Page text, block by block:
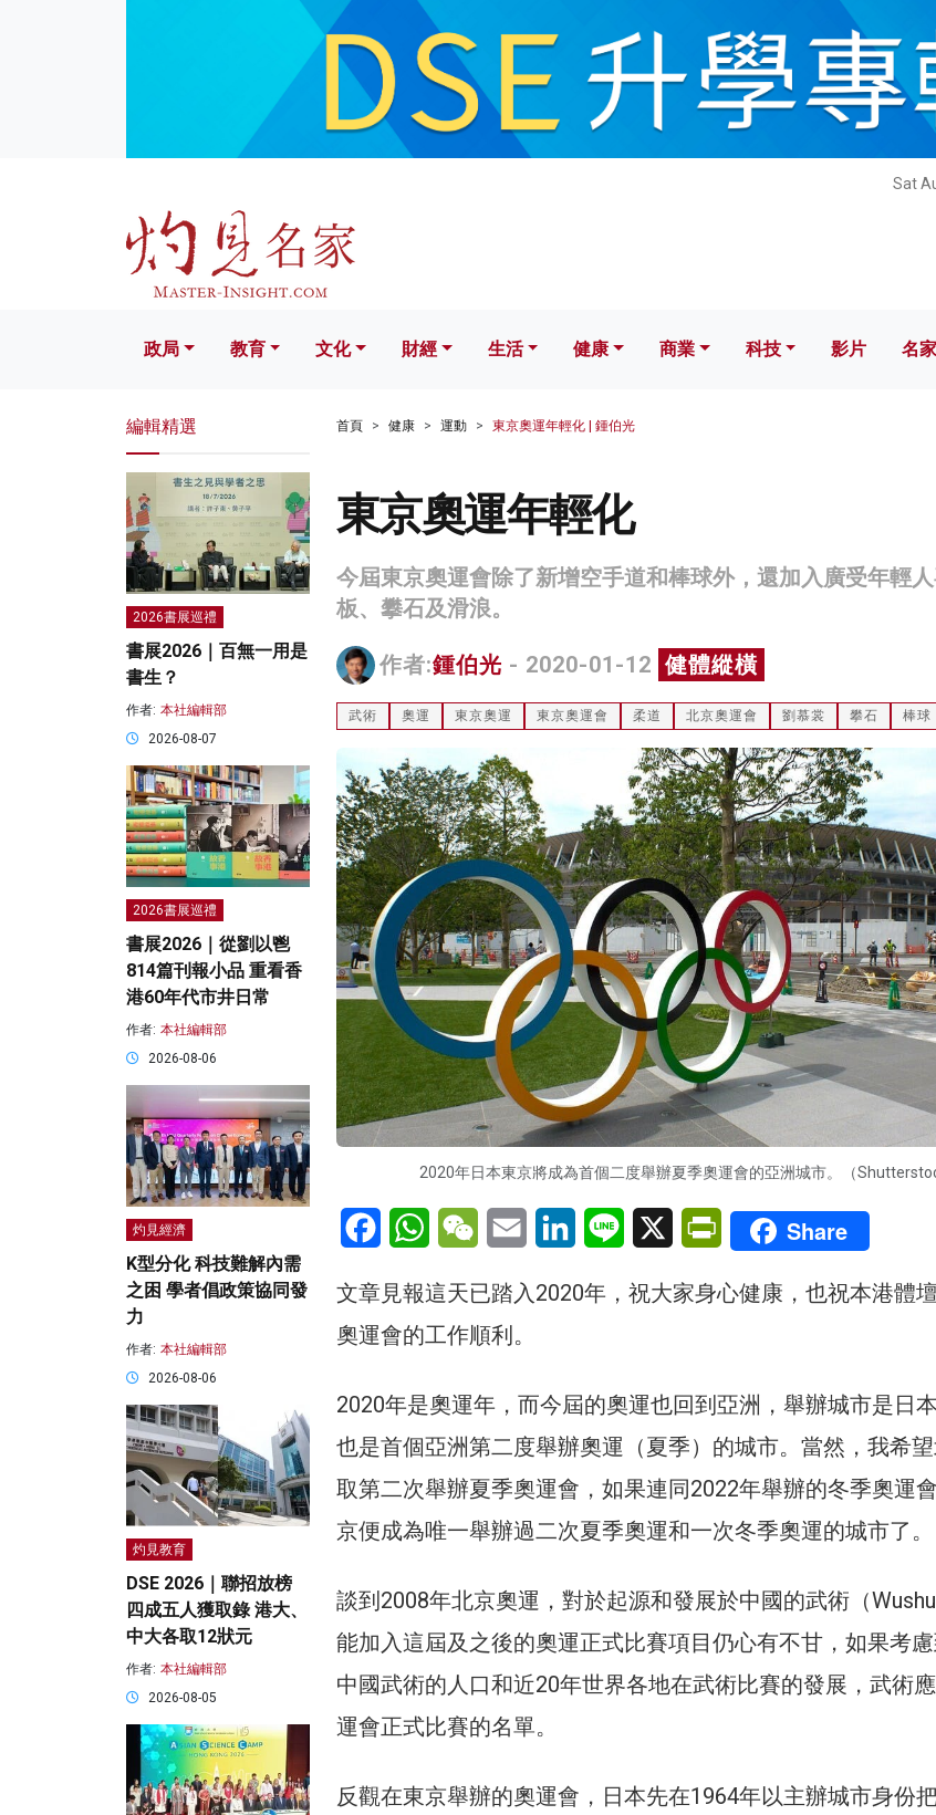
Sat
文化 財經 生活 健康 科技 影片
政局 教育 文化 財經 生活 健康 商業 科技 影片 名
首頁 健康 運動 東京奧運年輕化 | 鍾伯光
東京奧運年輕化
今屆東京奧運會除了新增空手道和棒球外，還加入廣受年輕
板、攀石及滑浪。
作者:鍾伯光 - 2020-01-12 健體縱橫
武術 奧運 東京奧運 東京奧運會 柔道 北京奧運會 劉慕裳 攀石 棒球
2020年日本東京將成為首個二度舉辦夏季奧運會的亞洲城市。（
FacebookWhatsAppWeChatEmail LinkedInLine X PrintFriendly
Share
文章見報這天已踏入2020年，祝大家身心健康，也祝本港體
奧運會的工作順利。
2020年是奧運年，而今屆的奧運也回到亞洲，舉辦城市是日
也是首個亞洲第二度舉辦奧運（夏季）的城市。當然，我希
取第二次舉辦夏季奧運會，如果連同2022年舉辦的冬季奧運
京便成為唯一舉辦過二次夏季奧運和一次冬季奧運的城市了。
談到2008年北京奧運，對於起源和發展於中國的武術（
能加入這屆及之後的奧運正式比賽項目仍心有不甘，如果考
中國武術的人口和近20年世界各地在武術比賽的發展，武術
運會正式比賽的名單。
反觀在東京舉辦的奧運會，日本先在1964年以主辦城市身份
編輯精選
2026書展巡禮
書展2026｜百無一用是
書生？
作者: 本社編輯部
2026-08-07
2026書展巡禮
書展2026｜從劉以鬯
814篇刊報小品 重看香
港60年代市井日常
作者: 本社編輯部
2026-08-06
灼見經濟
K型分化 科技難解內需
之困 學者倡政策協同發
力
作者: 本社編輯部
2026-08-06
灼見教育
DSE 2026｜聯招放榜
四成五人獲取錄 港大、
中大各取12狀元
作者: 本社編輯部
2026-08-05